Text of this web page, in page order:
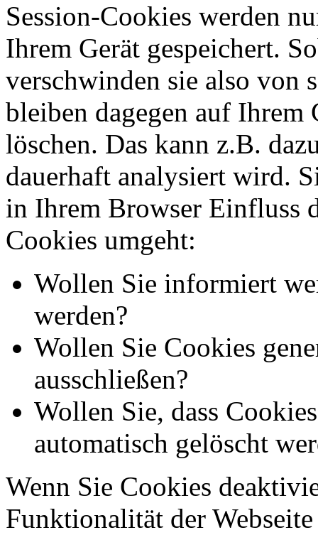
Session-Cookies werden
Ihrem Gerät gespeichert.
verschwinden sie also von
bleiben dagegen auf Ihrem
löschen. Das kann z.B.
dauerhaft analysiert wird.
in Ihrem Browser Einfluss
Cookies umgeht:
Wollen Sie informiert
werden?
Wollen Sie Cookies
ausschließen?
Wollen Sie, dass
automatisch gelöscht
Wenn Sie Cookies
Funktionalität der